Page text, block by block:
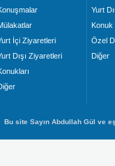
İçi Ziyaretleri
Dışı Ziyaretleri
Yurt
Konuk
Özel
Diğer
Bu site Sayın Abdullah Gül ve